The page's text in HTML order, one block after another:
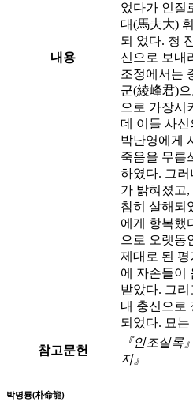
내용
었다가 인질
대(馬夫大)
되 었다. 청
신으로 보내
조정에서는
군(綾峰君)
으로 가장시
데 이들 사
박난영에게
죽음을 무릅
하였다. 그러
가 밝혀졌고
참히 살해되
에게 항복했
으로 오랫동
제대로 된 평
에 자손들이
받았다. 그리
내 충신으로
되었다. 묘
참고문헌
『인조실록
지』
박명룡(朴命龍)